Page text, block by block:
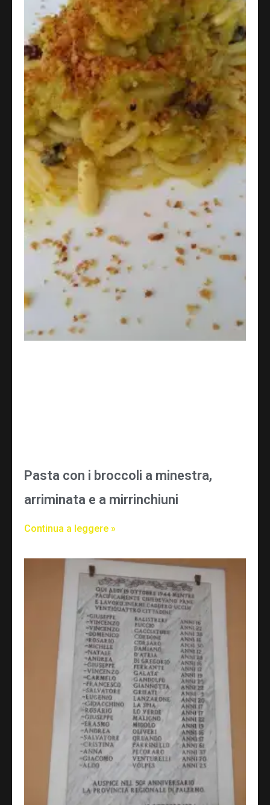
Pasta con i broccoli a minestra,
arriminata e a mirrinchiuni
Continua a leggere »